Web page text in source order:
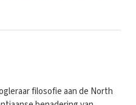
filosofie aan de North